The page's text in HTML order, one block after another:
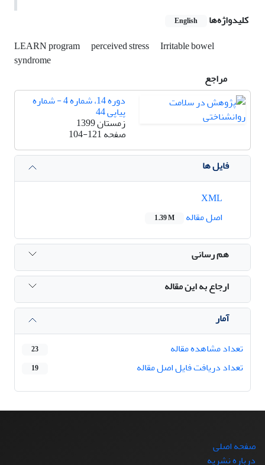
کلیدواژه‌ها English
LEARN program perceived stress
Irritable bowel
syndrome
مراجع
دوره 14، شماره 4 - شماره
پیاپی 44
زمستان 1399
صفحه104-121
فایل ها
اصل مقاله
1.39 M
هم رسانی
ارجاع به این مقاله
آمار
تعداد مشاهده مقاله
23
تعداد دریافت فایل اصل مقاله 19
صفحه اصلی
درباره نشریه